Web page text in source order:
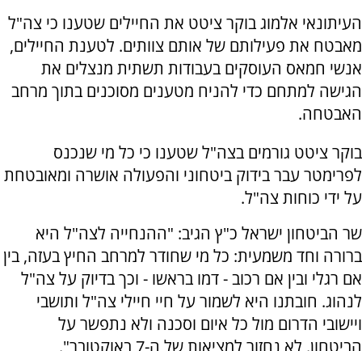
העיתונאי אלמוג בוקר ציטט את החיילים שטענו כי צה"ל
מאבטח את פעילותם של אותם צוותים. לטענת החיילים,
אנשי חמאס העוסקים בעבודות תשתית מנצלים את
הגישה למתחם כדי להניח מטענים מסוכנים בתוך מרחב
האבטחה.
בוקר ציטט גורמים בצה"ל שטענו כי כל מי שנכנס
לפרימטר עבר בידוק ביטחוני והפעולה אושרה ומאובטחת
על ידי כוחות צה"ל.
שר הביטחון ישראל כ"ץ הגיב: "ההנחייה לצה"ל היא
ברורה וחד משמעית: כל מי שחודר למרחב החיץ בעזה, בין
אם רגלי ובין אם רכוב - דמו בראשו - וכך בדיוק על צה"ל
לנהוג. חובתנו היא לשמור על חיי חיילי צה"ל ותושבי
ויישובי הדרום מול כל איום וסכנה ולא נתפשר על